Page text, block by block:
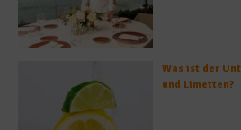
Was ist der
und Limetten?